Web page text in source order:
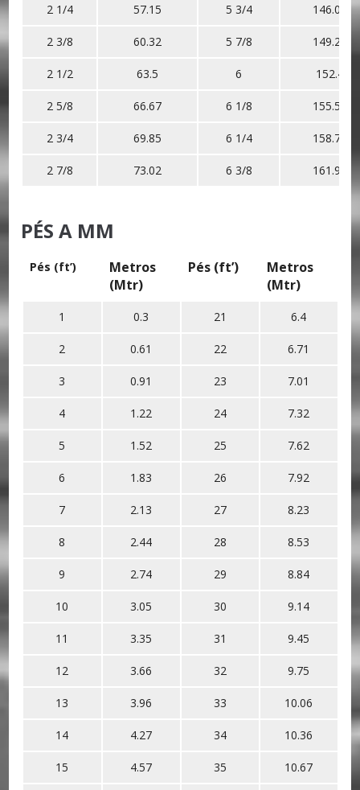
2 1/4 57.15 5 3/4 146.05
2 3/8 60.32 5 7/8 149.22
2 1/2 63.5 6 152.4
2 5/8 66.67 6 1/8 155.57
2 3/4 69.85 6 1/4 158.75
2 7/8 73.02 6 3/8 161.92
PÉS A MM
Pés (ft’)
Metros
(Mtr)
Pés (ft’)
Metros
(Mtr)
1 0.3 21 6.4
2 0.61 22 6.71
3 0.91 23 7.01
4 1.22 24 7.32
5 1.52 25 7.62
6 1.83 26 7.92
7 2.13 27 8.23
8 2.44 28 8.53
9 2.74 29 8.84
10 3.05 30 9.14
11 3.35 31 9.45
12 3.66 32 9.75
13 3.96 33 10.06
14 4.27 34 10.36
15 4.57 35 10.67